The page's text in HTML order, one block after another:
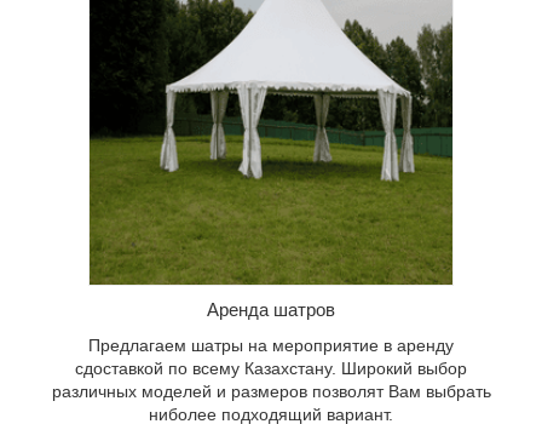
Аренда шатров
Предлагаем шатры на мероприятие в аренду
сдоставкой по всему Казахстану. Широкий выбор
различных моделей и размеров позволят Вам выбрать
ниболее подходящий вариант.
Планируете организовать выездное
мероприятие и не знаете где взять все
необходимые столовые приборы? Вы
данной группе Вы найдете всю
необходимую посуду.